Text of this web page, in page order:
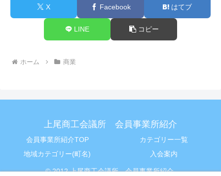
X Facebook はてブ
LINE コピー
ホーム 商業
上尾商工会議所 会員事業所紹介
会員事業所紹介TOP
カテゴリー一覧
地域カテゴリー(町名)
入会案内
© 2012 上尾商工会議所 会員事業所紹介.